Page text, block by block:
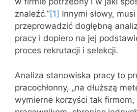
znaleźć.”[1] Innymi słowy,
przeprowadzić dogłębną
pracy i dopiero na jej
proces rekrutacji i selekcji.
Analiza stanowiska pracy to
pracochłonny, „na dłuższą
wymierne korzyści tak firmom,